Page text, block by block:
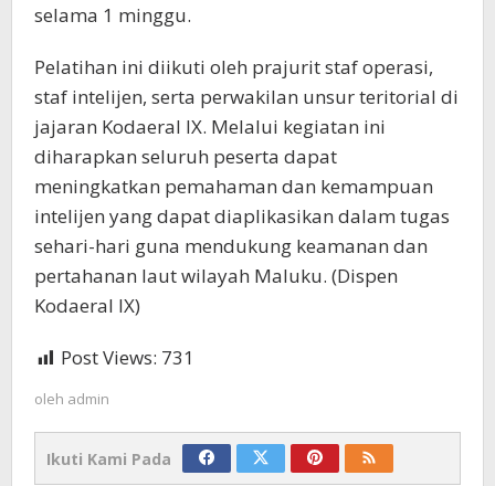
selama 1 minggu.
Pelatihan ini diikuti oleh prajurit staf operasi,
staf intelijen, serta perwakilan unsur teritorial di
jajaran Kodaeral IX. Melalui kegiatan ini
diharapkan seluruh peserta dapat
meningkatkan pemahaman dan kemampuan
intelijen yang dapat diaplikasikan dalam tugas
sehari-hari guna mendukung keamanan dan
pertahanan laut wilayah Maluku. (Dispen
Kodaeral IX)
Post Views: 731
oleh admin
Ikuti Kami Pada